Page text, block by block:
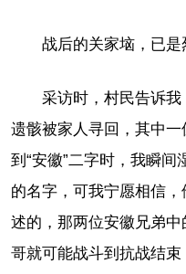
战后的关家垴，已是
采访时，村民告诉
遗骸被家人寻回，其中
到“安徽”二字时，我瞬
的名字，可我宁愿相信
述的，那两位安徽兄弟
哥就可能战斗到抗战结